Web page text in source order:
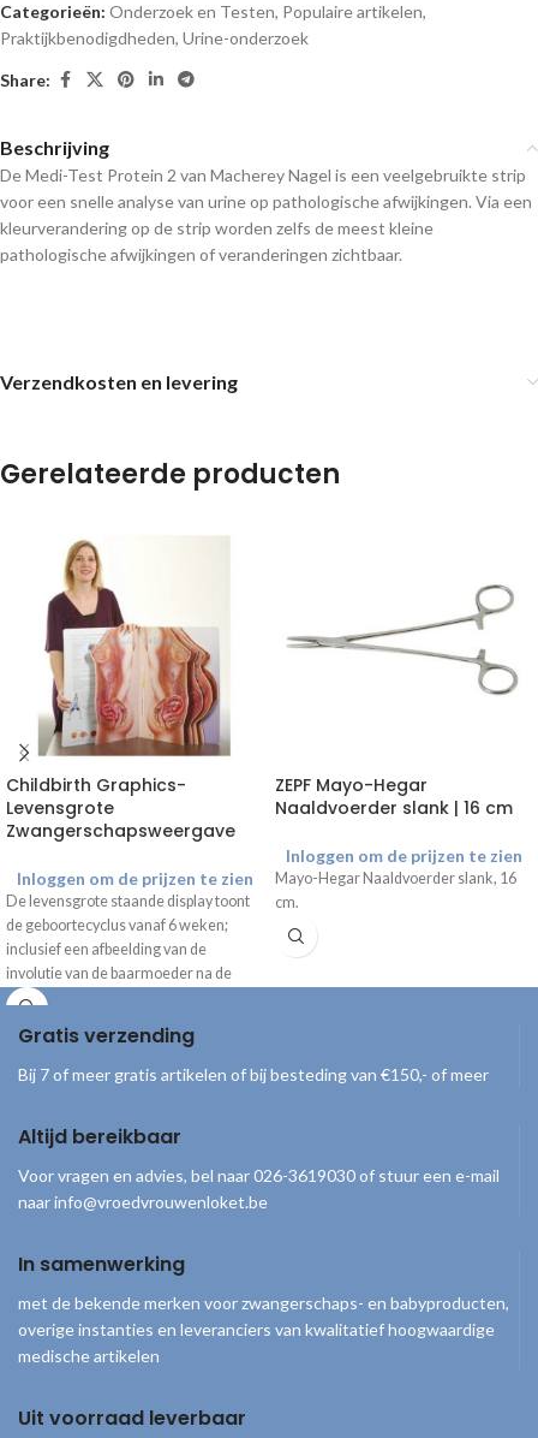
Categorieën: Onderzoek en Testen, Populaire artikelen,
Praktijkbenodigdheden, Urine-onderzoek
Share:
Beschrijving
De Medi-Test Protein 2 van Macherey Nagel is een veelgebruikte strip
voor een snelle analyse van urine op pathologische afwijkingen. Via een
kleurverandering op de strip worden zelfs de meest kleine
pathologische afwijkingen of veranderingen zichtbaar.
Verzendkosten en levering
Gerelateerde producten
Childbirth Graphics-
Levensgrote
Zwangerschapsweergave
Inloggen om de prijzen te zien
De levensgrote staande display toont
de geboortecyclus vanaf 6 weken;
inclusief een afbeelding van de
involutie van de baarmoeder na de
bevalling. De afbeeldingen laten de
zwangerschap, met daarbij duidelijke
informatie en tips. *Alleen beschikbaar
ZEPF Mayo-Hegar
Naaldvoerder slank | 16 cm
Inloggen om de prijzen te zien
Mayo-Hegar Naaldvoerder slank, 16
cm.
Gratis verzending
Bij 7 of meer gratis artikelen of bij besteding van €150,- of meer
Altijd bereikbaar
Voor vragen en advies, bel naar 026-3619030 of stuur een e-mail
naar info@vroedvrouwenloket.be
In samenwerking
met de bekende merken voor zwangerschaps- en babyproducten,
overige instanties en leveranciers van kwalitatief hoogwaardige
medische artikelen
Uit voorraad leverbaar